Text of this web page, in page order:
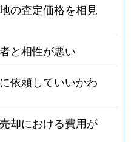
の査定価格を相見
と相性が悪い
依頼していいかわ
却における費用が